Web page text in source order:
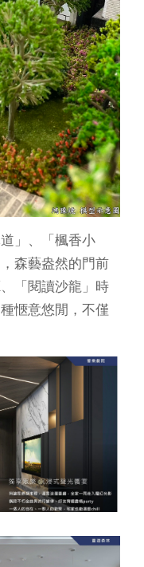
」、「楓香小
森藝盎然的門前
「閱讀沙龍」時
愜意悠閒，不僅